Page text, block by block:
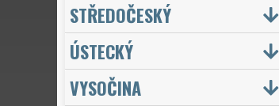
STŘEDOČESKÝ
ÚSTECKÝ
VYSOČINA